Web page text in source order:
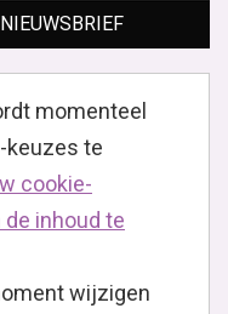
momenteel
keuzes te
cookie-
inhoud te
wijzigen